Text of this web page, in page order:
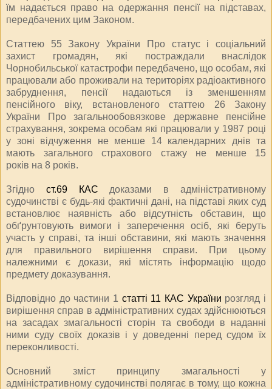
їм надається право на одержання пенсії на підставах,
передбачених цим Законом.
Статтею 55 Закону України
Про статус і соціальний
захист громадян, які постраждали внаслідок
Чорнобильської катастрофи передбачено, що особам, які
працювали або проживали на територіях радіоактивного
забруднення, пенсії надаються із зменшенням
пенсійного віку, встановленого статтею 26 Закону
України
Про загальнообовязкове державне пенсійне
страхування, зокрема особам які працювали у 1987 році
у зоні відчуження не менше 14 календарних днів та
мають загального страхового стажу не менше 15
років на 8 років.
Згідно ст.69 КАС доказами в адміністративному
судочинстві є будь-які фактичні дані, на підставі яких суд
встановлює наявність або відсутність обставин, що
обґрунтовують вимоги і заперечення осіб, які беруть
участь у справі, та інші обставини, які мають значення
для правильного вирішення справи. При цьому
належними є докази, які містять інформацію щодо
предмету доказування.
Відповідно до частини 1 статті 11 КАС України розгляд і
вирішення справ в адміністративних судах здійснюються
на засадах змагальності сторін та свободи в наданні
ними суду своїх доказів і у доведенні перед судом їх
переконливості.
Основний зміст принципу змагальності у
адміністративному судочинстві полягає в тому, що кожна